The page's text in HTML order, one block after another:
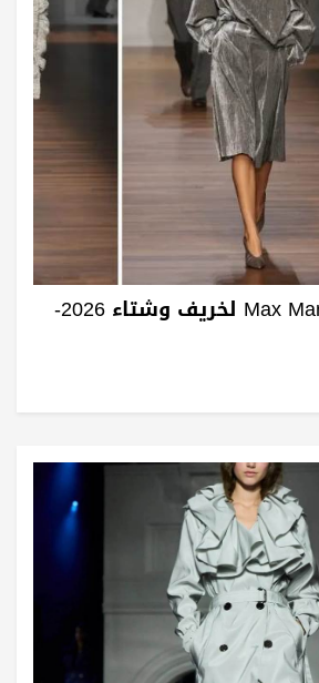
مجموعة أزياء Max Mara لخريف وشتاء 2026-